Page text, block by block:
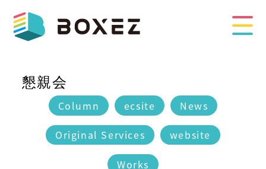
懇親会
Column
ecsite News
Original Services website
Works